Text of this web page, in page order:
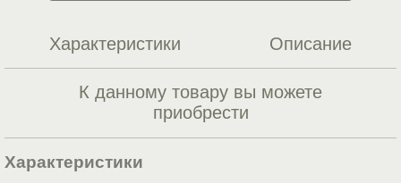
Характеристики Описание
К данному товару вы можете
приобрести
Характеристики